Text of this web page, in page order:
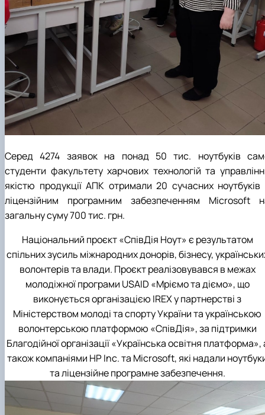
Серед 4274 заявок на понад 50 тис. ноутбуків
студенти факультету харчових технологій та
якістю продукції АПК отримали 20 сучасних ноутбуків
ліцензійним програмним забезпеченням Microsoft
загальну суму 700 тис. грн.
Національний проєкт «СпівДія Ноут» є результатом
спільних зусиль міжнародних донорів, бізнесу,
волонтерів та влади. Проєкт реалізовувався в межах
молодіжної програми USAID «Мріємо та діємо», що
виконується організацією IREX у партнерстві з
Міністерством молоді та спорту України та українською
волонтерською платформою «СпівДія», за підтримки
Благодійної організації «Українська освітня платформа»,
також компаніями HP Inc. та Microsoft, які надали
та ліцензійне програмне забезпечення.